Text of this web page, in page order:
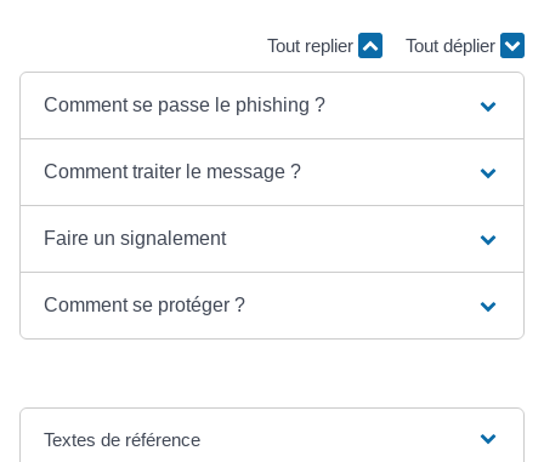
Tout replier Tout déplier
Comment se passe le phishing ?
Comment traiter le message ?
Faire un signalement
Comment se protéger ?
Textes de référence